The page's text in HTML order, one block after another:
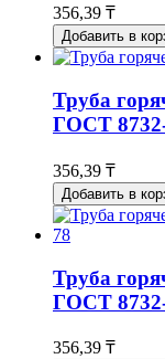
356,39 ₸
Добавить в
Труба
ГОСТ
356,39 ₸
Добавить в
Труба
ГОСТ
356,39 ₸